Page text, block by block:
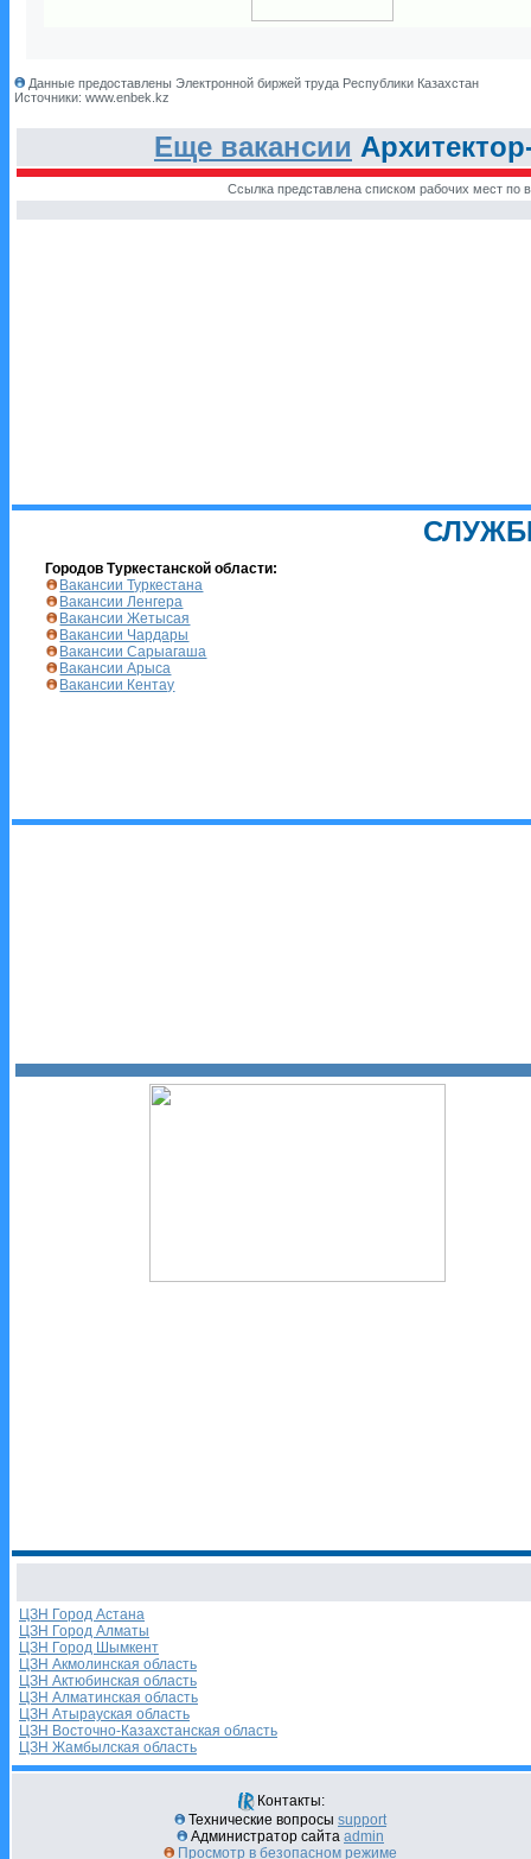
Данные предоставлены Электронной биржей труда Республики Казахстан
Источники: www.enbek.kz
Еще вакансии
Ссылка представлена списком рабочих мест по
Городов Туркестанской области:
Вакансии Туркестана
Вакансии Ленгера
Вакансии Жетысая
Вакансии Чардары
Вакансии Сарыагаша
Вакансии Арыса
Вакансии Кентау
ЦЗН Город Астана
ЦЗН Город Алматы
ЦЗН Город Шымкент
ЦЗН Акмолинская область
ЦЗН Актюбинская область
ЦЗН Алматинская область
ЦЗН Атырауская область
ЦЗН Восточно-Казахстанская область
ЦЗН Жамбылская область
Контакты:
Технические вопросы support
Администратор сайта admin
Просмотр в безопасном режиме